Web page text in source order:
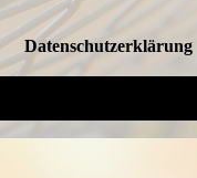
Daten­schutz­erklärung